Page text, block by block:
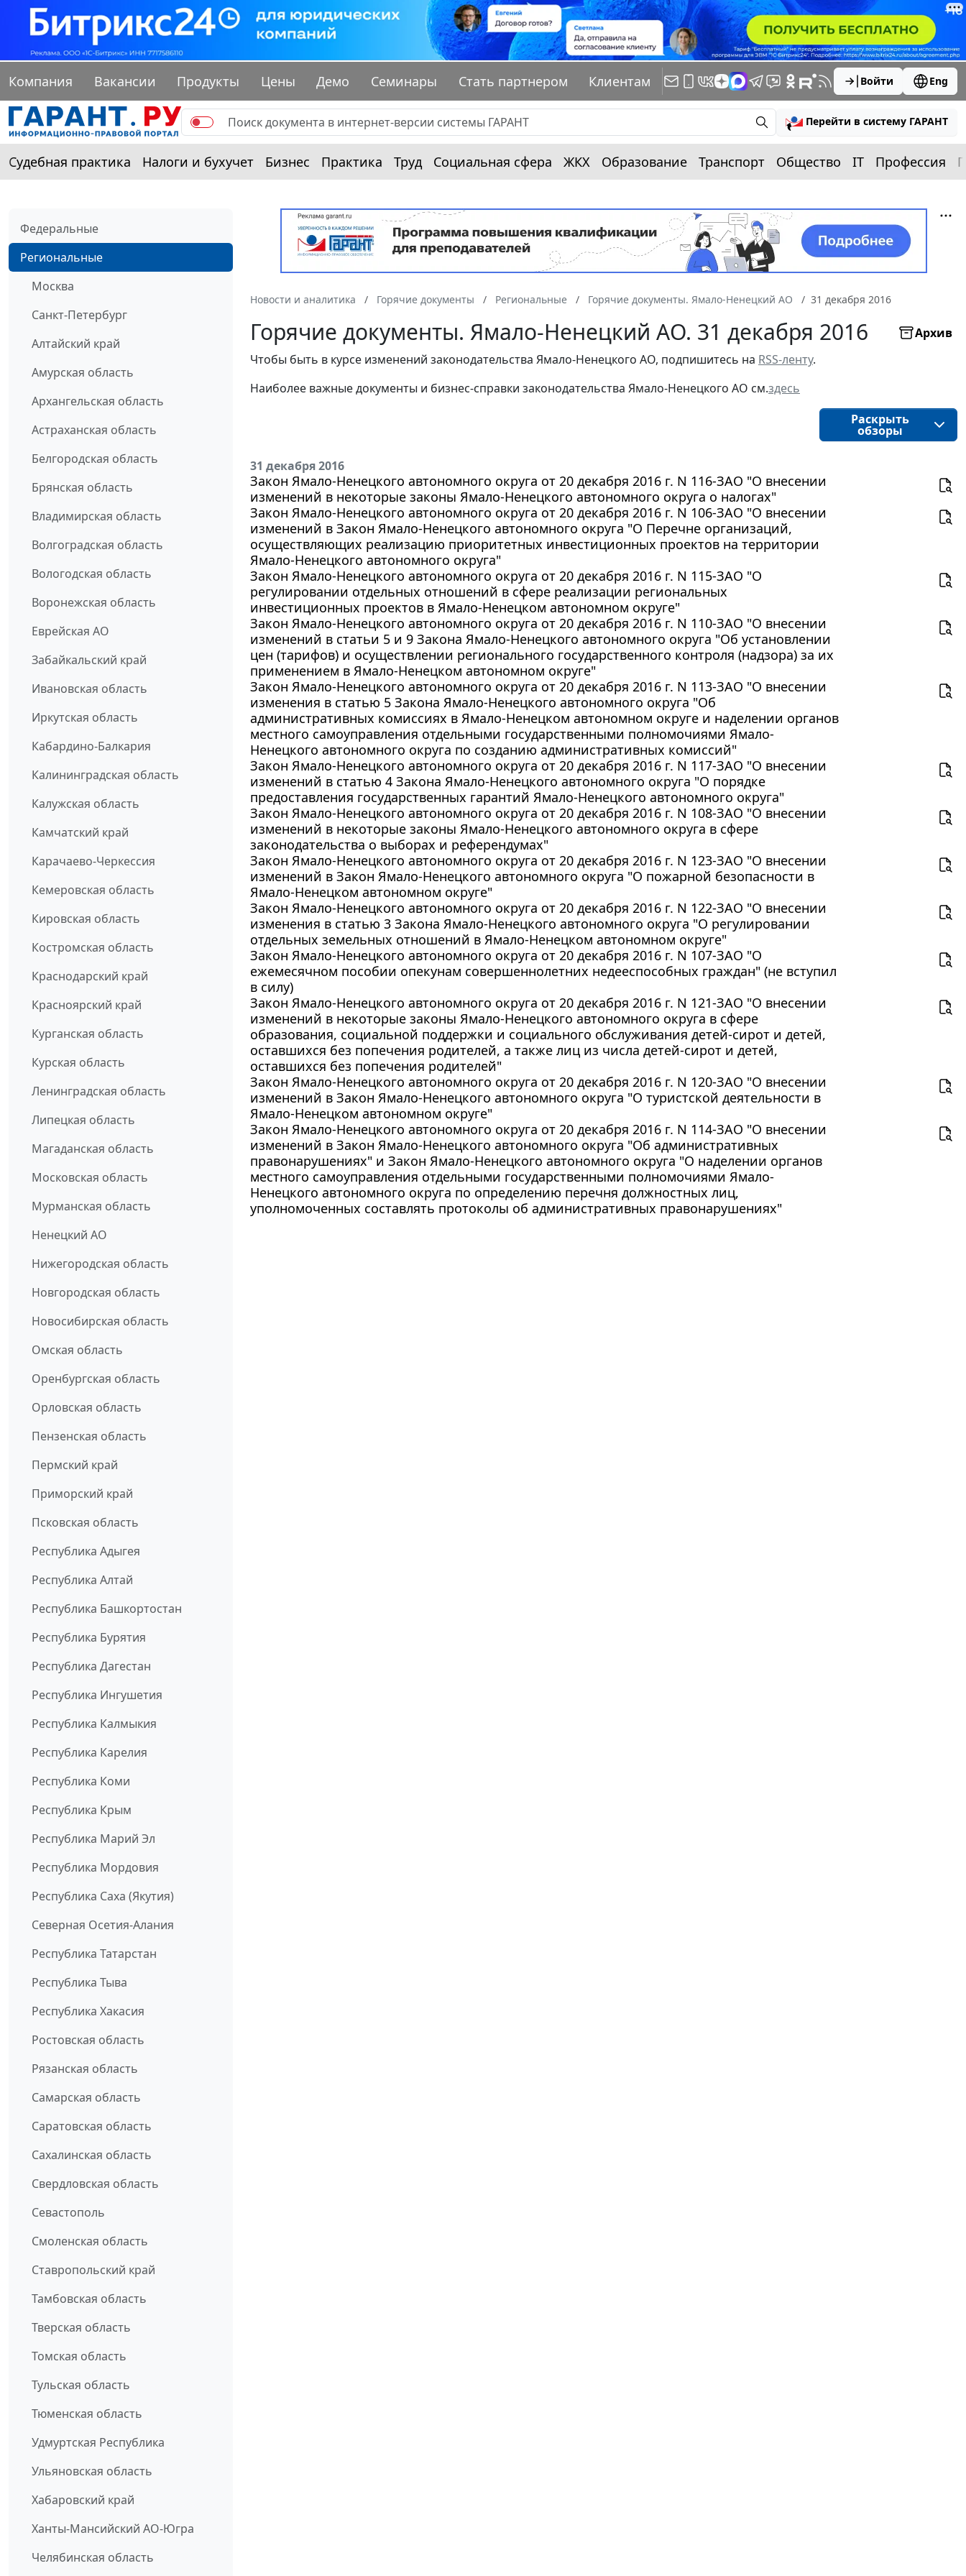
Компания Вакансии Продукты Цены Демо Семинары Стать партнером Клиентам Войти Eng
Перейти в систему ГАРАНТ
Судебная практика Налоги и бухучет Бизнес Практика Труд Социальная сфера ЖКХ Образование Транспорт Общество IT Профессия
Федеральные
Региональные
Москва
Санкт-Петербург
Алтайский край
Амурская область
Архангельская область
Астраханская область
Белгородская область
Брянская область
Владимирская область
Волгоградская область
Вологодская область
Воронежская область
Еврейская АО
Забайкальский край
Ивановская область
Иркутская область
Кабардино-Балкария
Калининградская область
Калужская область
Камчатский край
Карачаево-Черкессия
Кемеровская область
Кировская область
Костромская область
Краснодарский край
Красноярский край
Курганская область
Курская область
Ленинградская область
Липецкая область
Магаданская область
Московская область
Мурманская область
Ненецкий АО
Нижегородская область
Новгородская область
Новосибирская область
Омская область
Оренбургская область
Орловская область
Пензенская область
Пермский край
Приморский край
Псковская область
Республика Адыгея
Республика Алтай
Республика Башкортостан
Республика Бурятия
Республика Дагестан
Республика Ингушетия
Республика Калмыкия
Республика Карелия
Республика Коми
Республика Крым
Республика Марий Эл
Республика Мордовия
Республика Саха (Якутия)
Северная Осетия-Алания
Республика Татарстан
Республика Тыва
Республика Хакасия
Ростовская область
Рязанская область
Самарская область
Саратовская область
Сахалинская область
Свердловская область
Севастополь
Смоленская область
Ставропольский край
Тамбовская область
Тверская область
Томская область
Тульская область
Тюменская область
Удмуртская Республика
Ульяновская область
Хабаровский край
Ханты-Мансийский АО-Югра
Челябинская область
Новости и аналитика Горячие документы Региональные Горячие документы. Ямало-Ненецкий АО 31 декабря 2016
Горячие документы. Ямало-Ненецкий АО. 31 декабря 2016
Архив
Чтобы быть в курсе изменений законодательства Ямало-Ненецкого АО, подпишитесь на RSS-ленту.
Наиболее важные документы и бизнес-справки законодательства Ямало-Ненецкого АО см.здесь
Раскрыть
обзоры
31 декабря 2016
Закон Ямало-Ненецкого автономного округа от 20 декабря 2016 г. N 116-ЗАО "О внесении
изменений в некоторые законы Ямало-Ненецкого автономного округа о налогах"
Закон Ямало-Ненецкого автономного округа от 20 декабря 2016 г. N 106-ЗАО "О внесении
изменений в Закон Ямало-Ненецкого автономного округа "О Перечне организаций,
осуществляющих реализацию приоритетных инвестиционных проектов на территории
Ямало-Ненецкого автономного округа"
Закон Ямало-Ненецкого автономного округа от 20 декабря 2016 г. N 115-ЗАО "О
регулировании отдельных отношений в сфере реализации региональных
инвестиционных проектов в Ямало-Ненецком автономном округе"
Закон Ямало-Ненецкого автономного округа от 20 декабря 2016 г. N 110-ЗАО "О внесении
изменений в статьи 5 и 9 Закона Ямало-Ненецкого автономного округа "Об установлении
цен (тарифов) и осуществлении регионального государственного контроля (надзора) за их
применением в Ямало-Ненецком автономном округе"
Закон Ямало-Ненецкого автономного округа от 20 декабря 2016 г. N 113-ЗАО "О внесении
изменения в статью 5 Закона Ямало-Ненецкого автономного округа "Об
административных комиссиях в Ямало-Ненецком автономном округе и наделении органов
местного самоуправления отдельными государственными полномочиями Ямало-
Ненецкого автономного округа по созданию административных комиссий"
Закон Ямало-Ненецкого автономного округа от 20 декабря 2016 г. N 117-ЗАО "О внесении
изменений в статью 4 Закона Ямало-Ненецкого автономного округа "О порядке
предоставления государственных гарантий Ямало-Ненецкого автономного округа"
Закон Ямало-Ненецкого автономного округа от 20 декабря 2016 г. N 108-ЗАО "О внесении
изменений в некоторые законы Ямало-Ненецкого автономного округа в сфере
законодательства о выборах и референдумах"
Закон Ямало-Ненецкого автономного округа от 20 декабря 2016 г. N 123-ЗАО "О внесении
изменений в Закон Ямало-Ненецкого автономного округа "О пожарной безопасности в
Ямало-Ненецком автономном округе"
Закон Ямало-Ненецкого автономного округа от 20 декабря 2016 г. N 122-ЗАО "О внесении
изменения в статью 3 Закона Ямало-Ненецкого автономного округа "О регулировании
отдельных земельных отношений в Ямало-Ненецком автономном округе"
Закон Ямало-Ненецкого автономного округа от 20 декабря 2016 г. N 107-ЗАО "О
ежемесячном пособии опекунам совершеннолетних недееспособных граждан" (не вступил
в силу)
Закон Ямало-Ненецкого автономного округа от 20 декабря 2016 г. N 121-ЗАО "О внесении
изменений в некоторые законы Ямало-Ненецкого автономного округа в сфере
образования, социальной поддержки и социального обслуживания детей-сирот и детей,
оставшихся без попечения родителей, а также лиц из числа детей-сирот и детей,
оставшихся без попечения родителей"
Закон Ямало-Ненецкого автономного округа от 20 декабря 2016 г. N 120-ЗАО "О внесении
изменений в Закон Ямало-Ненецкого автономного округа "О туристской деятельности в
Ямало-Ненецком автономном округе"
Закон Ямало-Ненецкого автономного округа от 20 декабря 2016 г. N 114-ЗАО "О внесении
изменений в Закон Ямало-Ненецкого автономного округа "Об административных
правонарушениях" и Закон Ямало-Ненецкого автономного округа "О наделении органов
местного самоуправления отдельными государственными полномочиями Ямало-
Ненецкого автономного округа по определению перечня должностных лиц,
уполномоченных составлять протоколы об административных правонарушениях"